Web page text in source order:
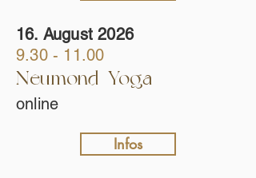
16. August 2026
9.30 - 11.00
Neumond-Yoga
online
Infos